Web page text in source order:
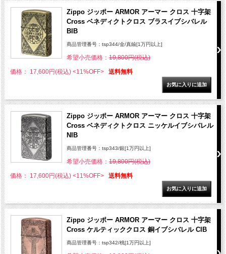
Zippo ジッポー ARMOR アーマー クロス 十字架
Cross ベネディクトクロス ブラスイブシバレル
BIB
商品管理番号：tsp344/金/真鍮[1万円以上]
希望小売価格： 19,800円(税込)
価格： 17,600円(税込) <11%OFF> 送料無料
Zippo ジッポー ARMOR アーマー クロス 十字架
Cross ベネディクトクロス ニッケルイブシバレル
NIB
商品管理番号：tsp343/銀[1万円以上]
希望小売価格： 19,800円(税込)
価格： 17,600円(税込) <11%OFF> 送料無料
Zippo ジッポー ARMOR アーマー クロス 十字架
Cross ケルティッククロス 銅イブシバレル CIB
商品管理番号：tsp342/桃[1万円以上]